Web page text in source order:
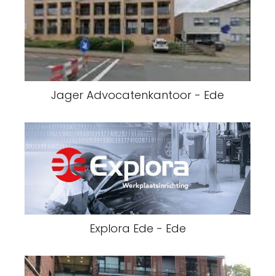
Jager Advocatenkantoor - Ede
Explora Ede - Ede